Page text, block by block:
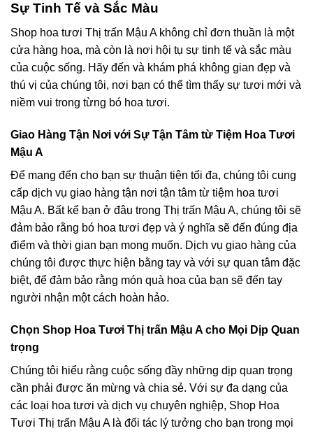
Sự Tinh Tế và Sắc Màu
Shop hoa tươi Thị trấn Mậu A không chỉ đơn thuần là một
cửa hàng hoa, mà còn là nơi hội tụ sự tinh tế và sắc màu
của cuộc sống. Hãy đến và khám phá không gian đẹp và
thú vị của chúng tôi, nơi bạn có thể tìm thấy sự tươi mới và
niềm vui trong từng bó hoa tươi.
Giao Hàng Tận Nơi với Sự Tận Tâm từ Tiệm Hoa Tươi
Mậu A
Để mang đến cho bạn sự thuận tiện tối đa, chúng tôi cung
cấp dịch vụ giao hàng tận nơi tận tâm từ tiệm hoa tươi
Mậu A. Bất kể bạn ở đâu trong Thị trấn Mậu A, chúng tôi sẽ
đảm bảo rằng bó hoa tươi đẹp và ý nghĩa sẽ đến đúng địa
điểm và thời gian bạn mong muốn. Dịch vụ giao hàng của
chúng tôi được thực hiện bằng tay và với sự quan tâm đặc
biệt, để đảm bảo rằng món quà hoa của bạn sẽ đến tay
người nhận một cách hoàn hảo.
Chọn Shop Hoa Tươi Thị trấn Mậu A cho Mọi Dịp Quan
trọng
Chúng tôi hiểu rằng cuộc sống đầy những dịp quan trọng
cần phải được ăn mừng và chia sẻ. Với sự đa dạng của
các loại hoa tươi và dịch vụ chuyên nghiệp, Shop Hoa
Tươi Thị trấn Mậu A là đối tác lý tưởng cho bạn trong mọi